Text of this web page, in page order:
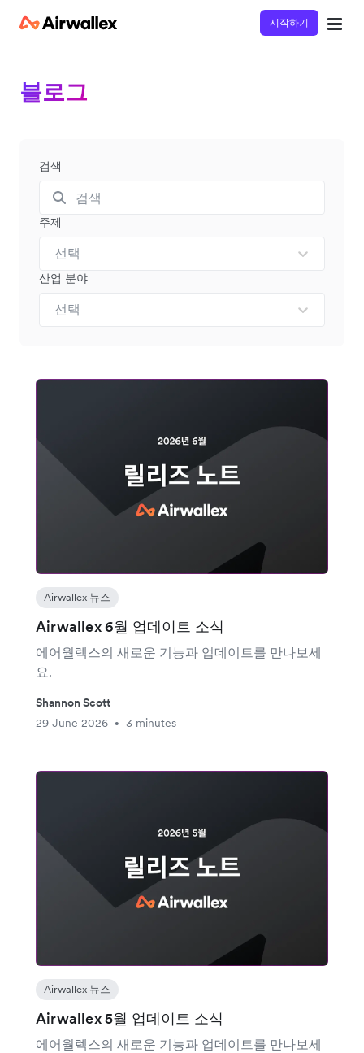
시작하기
블로그
검색
주제
선택
산업 분야
선택
Airwallex 뉴스
Airwallex 6월 업데이트 소식
에어월렉스의 새로운 기능과 업데이트를 만나보세
요.
Shannon Scott
29 June 2026
• 3 minutes
Airwallex 뉴스
Airwallex 5월 업데이트 소식
에어월렉스의 새로운 기능과 업데이트를 만나보세